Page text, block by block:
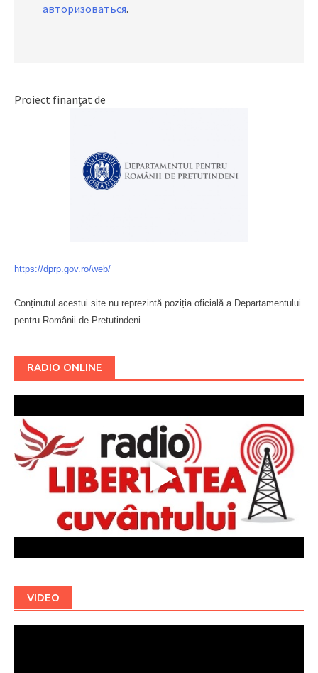
авторизоваться.
Proiect finanțat de
https://dprp.gov.ro/web/
Conținutul acestui site nu reprezintă poziția oficială a Departamentului
pentru Românii de Pretutindeni.
RADIO ONLINE
VIDEO